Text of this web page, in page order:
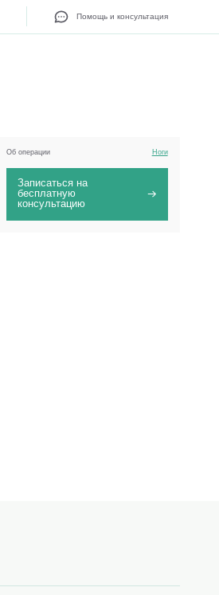
Помощь и консультация
Об операции Ноги
Записаться на
бесплатную
консультацию